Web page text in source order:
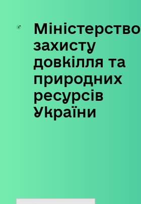
Skip
content
Міністерство
захисту
довкілля та
природних
ресурсів
України